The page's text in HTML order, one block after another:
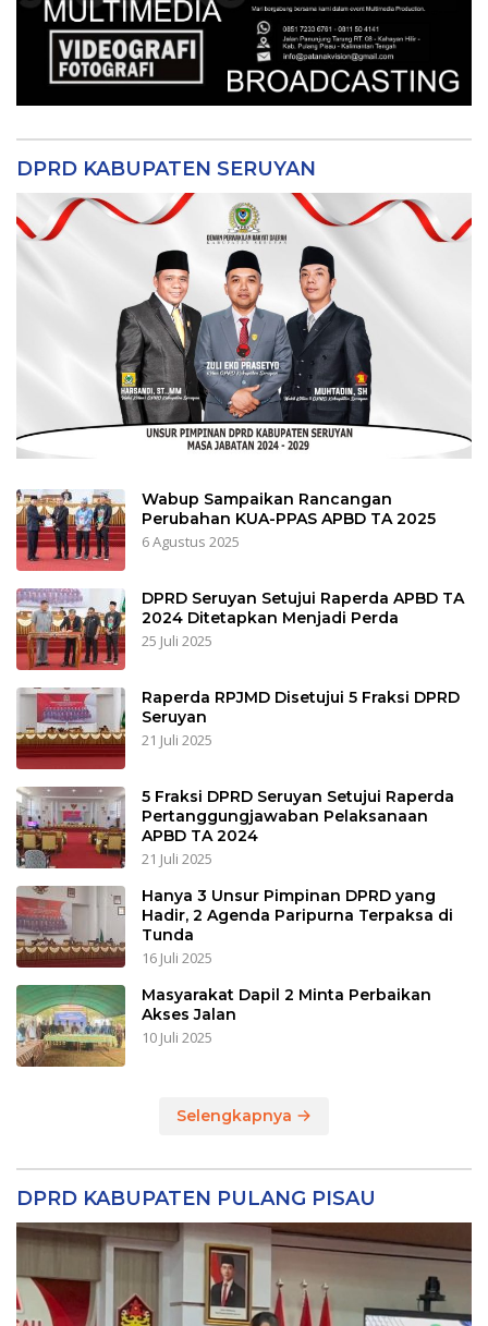
DPRD KABUPATEN SERUYAN
Wabup Sampaikan Rancangan
Perubahan KUA-PPAS APBD TA 2025
6 Agustus 2025
DPRD Seruyan Setujui Raperda APBD TA
2024 Ditetapkan Menjadi Perda
25 Juli 2025
Raperda RPJMD Disetujui 5 Fraksi DPRD
Seruyan
21 Juli 2025
5 Fraksi DPRD Seruyan Setujui Raperda
Pertanggungjawaban Pelaksanaan
APBD TA 2024
21 Juli 2025
Hanya 3 Unsur Pimpinan DPRD yang
Hadir, 2 Agenda Paripurna Terpaksa di
Tunda
16 Juli 2025
Masyarakat Dapil 2 Minta Perbaikan
Akses Jalan
10 Juli 2025
Selengkapnya
DPRD KABUPATEN PULANG PISAU